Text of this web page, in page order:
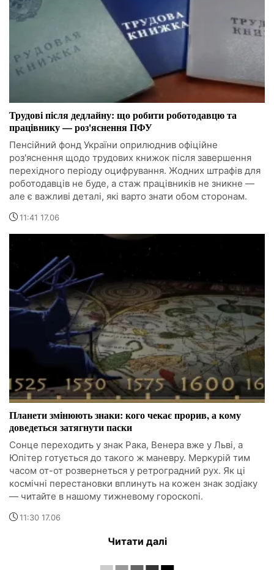
Трудові після дедлайну: що робити роботодавцю та
працівнику — роз'яснення ПФУ
Пенсійний фонд України оприлюднив офіційне
роз'яснення щодо трудових книжок після завершення
перехідного періоду оцифрування. Жодних штрафів для
роботодавців не буде, а стаж працівників не зникне —
але є важливі деталі, які варто знати обом сторонам.
11:41 17.06
Планети змінюють знаки: кого чекає прорив, а кому
доведеться затягнути паски
Сонце переходить у знак Рака, Венера вже у Льві, а
Юпітер готується до такого ж маневру. Меркурій тим
часом от-от розвернеться у ретроградний рух. Як ці
космічні перестановки вплинуть на кожен знак зодіаку
— читайте в нашому тижневому гороскопі.
11:30 17.06
Читати далі